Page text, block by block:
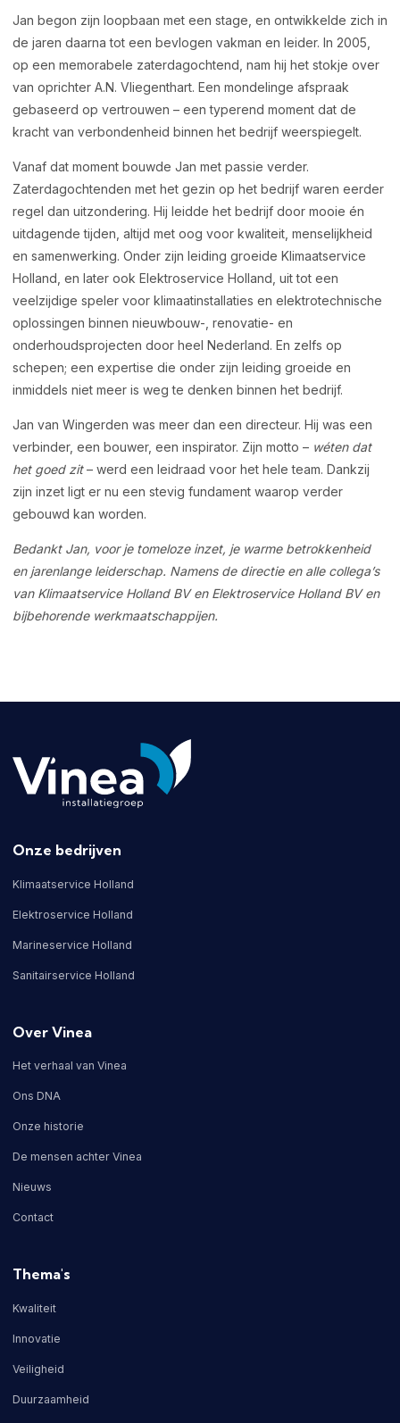
Jan begon zijn loopbaan met een stage, en ontwikkelde zich in
de jaren daarna tot een bevlogen vakman en leider. In 2005,
op een memorabele zaterdagochtend, nam hij het stokje over
van oprichter A.N. Vliegenthart. Een mondelinge afspraak
gebaseerd op vertrouwen – een typerend moment dat de
kracht van verbondenheid binnen het bedrijf weerspiegelt.
Vanaf dat moment bouwde Jan met passie verder.
Zaterdagochtenden met het gezin op het bedrijf waren eerder
regel dan uitzondering. Hij leidde het bedrijf door mooie én
uitdagende tijden, altijd met oog voor kwaliteit, menselijkheid
en samenwerking. Onder zijn leiding groeide Klimaatservice
Holland, en later ook Elektroservice Holland, uit tot een
veelzijdige speler voor klimaatinstallaties en elektrotechnische
oplossingen binnen nieuwbouw-, renovatie- en
onderhoudsprojecten door heel Nederland. En zelfs op
schepen; een expertise die onder zijn leiding groeide en
inmiddels niet meer is weg te denken binnen het bedrijf.
Jan van Wingerden was meer dan een directeur. Hij was een
verbinder, een bouwer, een inspirator. Zijn motto – wéten dat
het goed zit– werd een leidraad voor het hele team. Dankzij
zijn inzet ligt er nu een stevig fundament waarop verder
gebouwd kan worden.
Bedankt Jan, voor je tomeloze inzet, je warme betrokkenheid
en jarenlange leiderschap. Namens de directie en alle collega’s
van Klimaatservice Holland BV en Elektroservice Holland BV en
bijbehorende werkmaatschappijen.
Onze bedrijven
Klimaatservice Holland
Elektroservice Holland
Marineservice Holland
Sanitairservice Holland
Over Vinea
Het verhaal van Vinea
Ons DNA
Onze historie
De mensen achter Vinea
Nieuws
Contact
Thema's
Kwaliteit
Innovatie
Veiligheid
Duurzaamheid